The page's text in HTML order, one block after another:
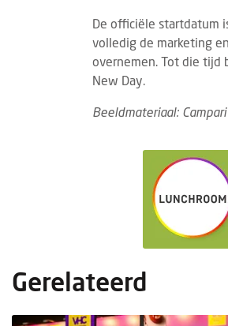
De officiële startdatum
volledig de marketing
overnemen. Tot die tijd
New Day.
Beeldmateriaal:
Gerelateerd
De komende weken
In onze Spotlightweken
duiken we in de wereld
horeca. Van de
van franchis...